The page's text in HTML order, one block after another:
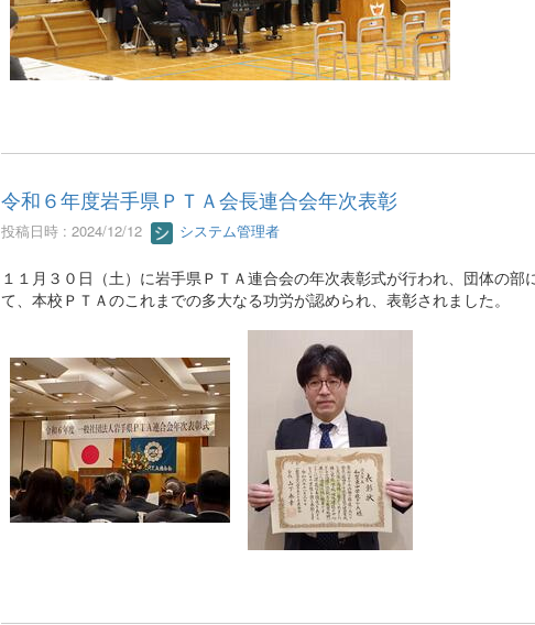
令和６年度岩手県ＰＴＡ会長連合会年次表彰
投稿日時 : 2024/12/12 システム管理者
１１月３０日（土）に岩手県ＰＴＡ連合会の年次表彰式が行われ、団体の部
て、本校ＰＴＡのこれまでの多大なる功労が認められ、表彰されました。